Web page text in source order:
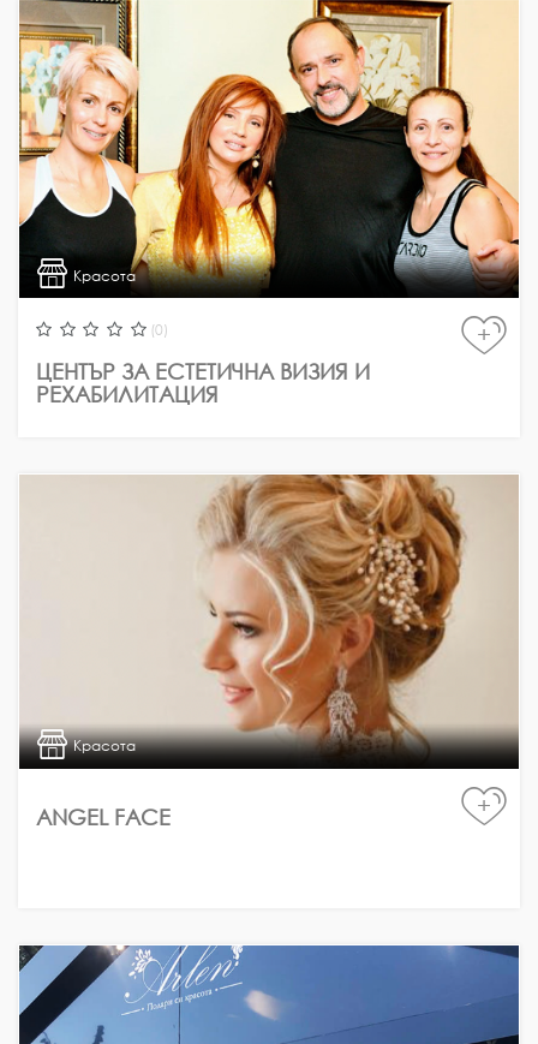
Красота
(0)
ЦЕНТЪР ЗА ЕСТЕТИЧНА ВИЗИЯ И
РЕХАБИЛИТАЦИЯ
+
Красота
ANGEL FACE +